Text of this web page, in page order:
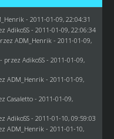
- 2011-01-09, 22:04:31
AdikoSS - 2011-01-09, 22:06:34
ADM_Henrik - 2011-01-09,
- przez AdikoSS - 2011-01-09,
ADM_Henrik - 2011-01-09,
Casaletto- 2011-01-09,
AdikoSS - 2011-01-10, 09:59:03
ADM_Henrik - 2011-01-10,